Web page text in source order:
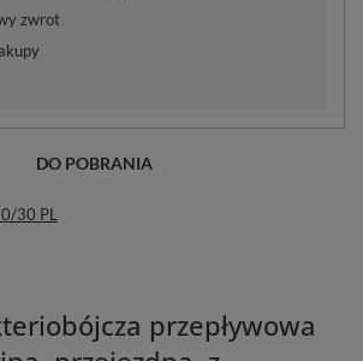
zwrot
DO POBRANIA
30 PL
przepływowa